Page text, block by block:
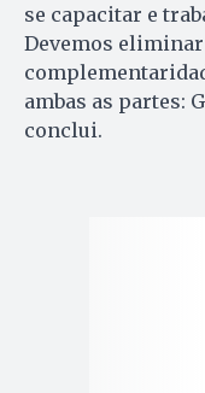
se capacitar e
Devemos
ambas as partes:
conclui.